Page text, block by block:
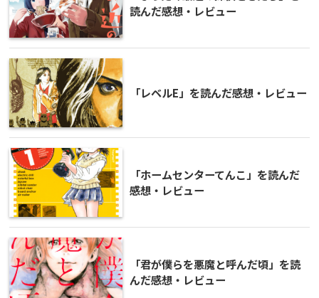
読んだ感想・レビュー
「レベルE」を読んだ感想・レビュー
「ホームセンターてんこ」を読んだ
感想・レビュー
「君が僕らを悪魔と呼んだ頃」を読
んだ感想・レビュー